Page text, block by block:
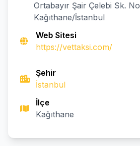
Ortabayır Şair Çelebi Sk.
Kağıthane/İstanbul
Web Sitesi
https://vettaksi.com/
Şehir
İstanbul
İlçe
Kağıthane